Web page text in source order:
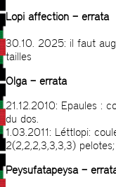
Lopi affection – errata
30.10. 2025: il faut
tailles
Olga – errata
21.12.2010: Epaules :
du dos.
1.03.2011: Léttlopi:
2(2,2,2,3,3,3,3)
Peysufatapeysa –